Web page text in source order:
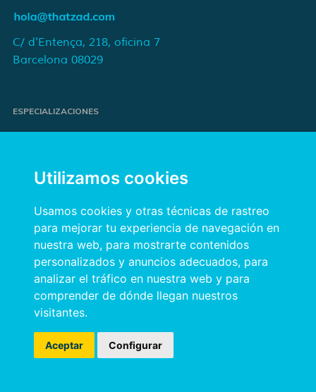
Utilizamos cookies
Usamos cookies y otras técnicas de rastreo
para mejorar tu experiencia de navegación en
nuestra web, para mostrarte contenidos
personalizados y anuncios adecuados, para
analizar el tráfico en nuestra web y para
comprender de dónde llegan nuestros
visitantes.
Aceptar Configurar
C/ d'Entença, 218, oficina 7
Barcelona 08029
ESPECIALIZACIONES
Publicidad online orientada a resultados
INFORMACIÓN
Política de privacidad
Política de cookies
Aviso legal